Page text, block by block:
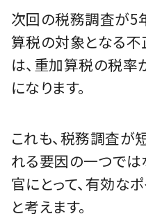
次回の税務調査が5
算税の対象となる
は、重加算税の税
になります。
これも、税務調査が
れる要因の一つでは
官にとって、有効な
と考えます。